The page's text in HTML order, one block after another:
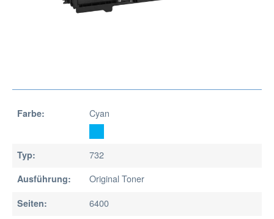
Farbe: Cyan
Typ: 732
Ausführung: Original Toner
Seiten: 6400